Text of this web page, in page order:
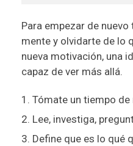
Para empezar de
mente y olvidarte de lo
nueva motivación, una
capaz de ver más allá.
Tómate un tiempo
Lee, investiga,
Define que es lo qué